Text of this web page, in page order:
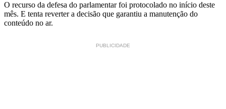
O recurso da defesa do parlamentar foi protocolado no início deste
mês. E tenta reverter a decisão que garantiu a manutenção do
conteúdo no ar.
PUBLICIDADE